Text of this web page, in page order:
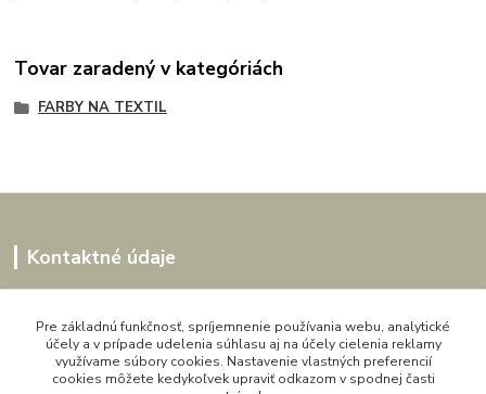
Tovar zaradený v kategóriách
FARBY NA TEXTIL
Kontaktné údaje
0907864188
pon. - pia. 9,00 do 16,00h
artwood.nelly@gmail.com
Pre základnú funkčnosť, spríjemnenie používania webu, analytické
účely a v prípade udelenia súhlasu aj na účely cielenia reklamy
využívame súbory cookies. Nastavenie vlastných preferencií
cookies môžete kedykoľvek upraviť odkazom v spodnej časti